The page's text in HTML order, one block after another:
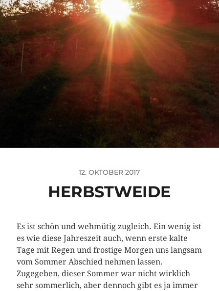
12. OKTOBER 2017
HERBSTWEIDE
Es ist schön und wehmütig zugleich. Ein wenig ist
es wie diese Jahreszeit auch, wenn erste kalte
Tage mit Regen und frostige Morgen uns langsam
vom Sommer Abschied nehmen lassen.
Zugegeben, dieser Sommer war nicht wirklich
sehr sommerlich, aber dennoch gibt es ja immer